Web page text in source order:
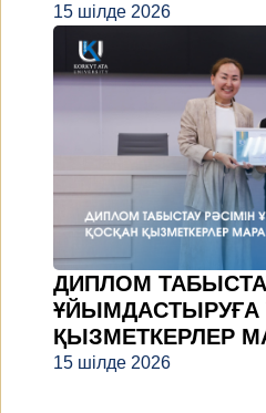
15 шілде 2026
ДИПЛОМ
ҰЙЫМДАСТЫРУҒА
ҚЫЗМЕТКЕРЛЕР
15 шілде 2026